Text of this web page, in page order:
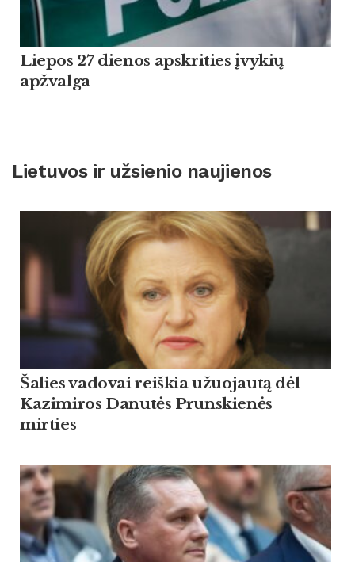
Liepos 27 dienos apskrities įvykių
apžvalga
Lietuvos ir užsienio naujienos
Šalies vadovai reiškia užuojautą dėl
Kazimiros Danutės Prunskienės
mirties